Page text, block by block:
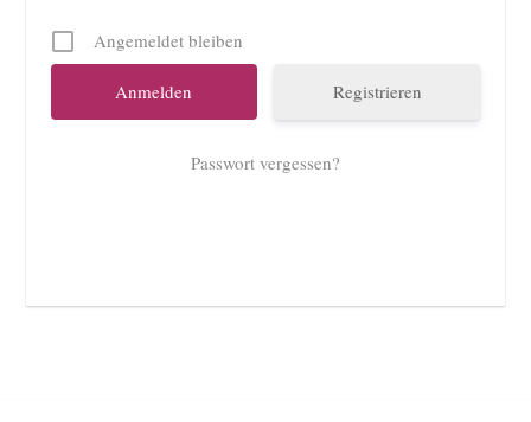
Angemeldet bleiben
Registrieren
Passwort vergessen?